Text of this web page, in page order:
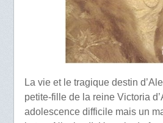
La vie et le tragique destin
petite-fille de la reine Victoria
adolescence difficile mais un